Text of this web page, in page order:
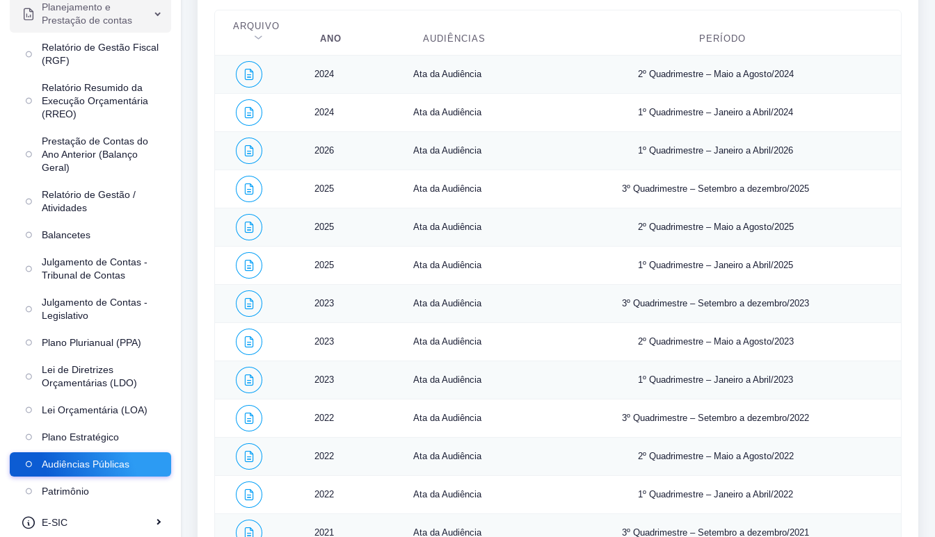
Planejamento e
Prestação de contas
Relatório de Gestão Fiscal
(RGF)
Relatório Resumido da
Execução Orçamentária
(RREO)
Prestação de Contas do
Ano Anterior (Balanço
Geral)
Relatório de Gestão /
Atividades
Balancetes
Julgamento de Contas -
Tribunal de Contas
Julgamento de Contas -
Legislativo
Plano Plurianual (PPA)
Lei de Diretrizes
Orçamentárias (LDO)
Lei Orçamentária (LOA)
Plano Estratégico
Audiências Públicas
Patrimônio
E-SIC
ARQUIVO
ANO
AUDIÊNCIAS PERÍODO
2024 Ata da Audiência 2º Quadrimestre – Maio a Agosto/2024
2024 Ata da Audiência 1º Quadrimestre – Janeiro a Abril/2024
2026 Ata da Audiência 1º Quadrimestre – Janeiro a Abril/2026
2025 Ata da Audiência 3º Quadrimestre – Setembro a dezembro/2025
2025 Ata da Audiência 2º Quadrimestre – Maio a Agosto/2025
2025 Ata da Audiência 1º Quadrimestre – Janeiro a Abril/2025
2023 Ata da Audiência 3º Quadrimestre – Setembro a dezembro/2023
2023 Ata da Audiência 2º Quadrimestre – Maio a Agosto/2023
2023 Ata da Audiência 1º Quadrimestre – Janeiro a Abril/2023
2022 Ata da Audiência 3º Quadrimestre – Setembro a dezembro/2022
2022 Ata da Audiência 2º Quadrimestre – Maio a Agosto/2022
2022 Ata da Audiência 1º Quadrimestre – Janeiro a Abril/2022
2021 Ata da Audiência 3º Quadrimestre – Setembro a dezembro/2021